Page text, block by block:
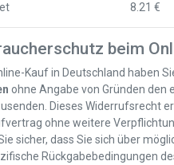
8.21 €
beim
Kauf in Deutschland haben
ohne Angabe von Gründen den
Dieses Widerrufsrecht
ohne weitere
sicher, dass Sie sich über
Rückgabebedingungen